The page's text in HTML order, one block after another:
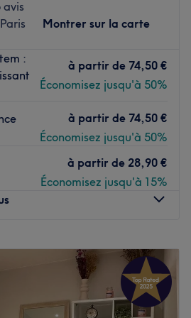
proches :
Dame-de-Lorette et Le
les lignes 12 et 7, respectivement)
minutes à pied du salon.
accueillis par une équipe
Toujours prêt à prendre soin
veille à ce qu'ils se sentent à
soins.
: les massages du corps
- Paris 9 vous propose également
avis
Montrer sur la carte
:
à partir de 74,50 €
Économisez jusqu'à 50%
à partir de 74,50 €
Économisez jusqu'à 50%
à partir de 28,90 €
Économisez jusqu'à 15%
08:30 –21:00
08:30
21:00
08:30 –21:00
08:30 –21:00